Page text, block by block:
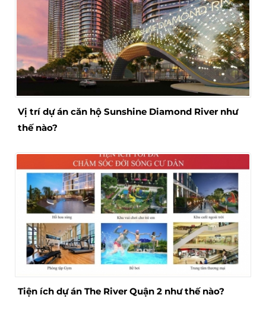
Vị trí dự án căn hộ Sunshine Diamond River như
thế nào?
Tiện ích dự án The River Quận 2 như thế nào?